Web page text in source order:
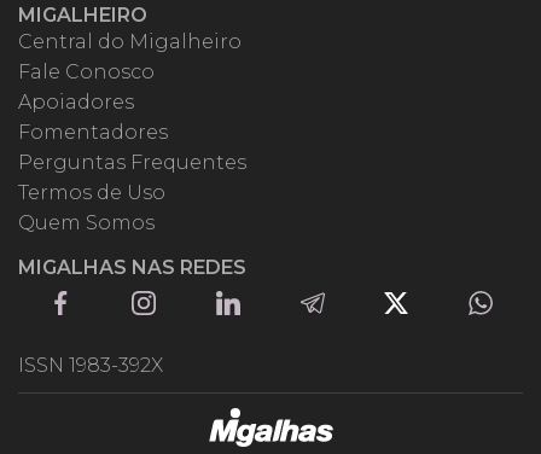
MIGALHEIRO
Central do Migalheiro
Fale Conosco
Apoiadores
Fomentadores
Perguntas Frequentes
Termos de Uso
Quem Somos
MIGALHAS NAS REDES
ISSN 1983-392X